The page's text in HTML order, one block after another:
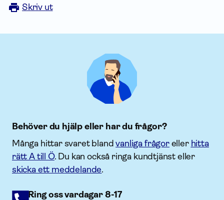
Skriv ut
Behöver du hjälp eller har du frågor?
Många hittar svaret blandvanliga frågoreller hitta
rätt A till Ö. Du kan också ringa kundtjänst eller
skicka ett meddelande.
Ring oss vardagar 8-17